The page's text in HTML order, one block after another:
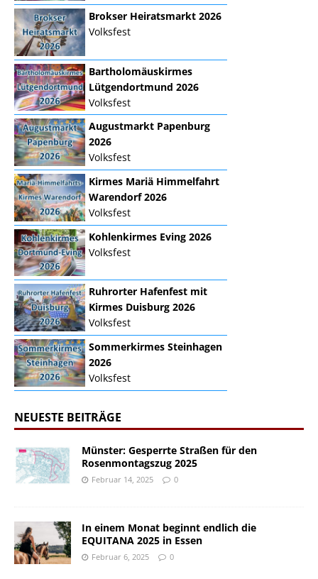
Brokser Heiratsmarkt 2026
Volksfest
Bartholomäuskirmes
Lütgendortmund 2026
Volksfest
Augustmarkt Papenburg
2026
Volksfest
Kirmes Mariä Himmelfahrt
Warendorf 2026
Volksfest
Kohlenkirmes Eving 2026
Volksfest
Ruhrorter Hafenfest mit
Kirmes Duisburg 2026
Volksfest
Sommerkirmes Steinhagen
2026
Volksfest
NEUESTE BEITRÄGE
Münster: Gesperrte Straßen für den
Rosenmontagszug 2025
Februar 14, 2025 0
In einem Monat beginnt endlich die
EQUITANA 2025 in Essen
Februar 6, 2025 0